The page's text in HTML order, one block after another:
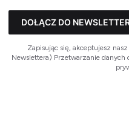
DOŁĄCZ DO
Zapisując się, akceptujesz
Newslettera) Przetwarzanie danych